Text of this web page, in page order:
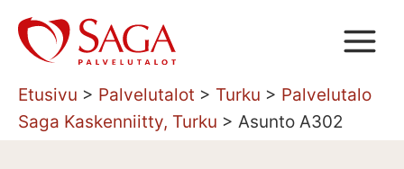
Siirry
sisältöön
Etusivu > Palvelutalot > Turku > Palvelutalo
Saga Kaskenniitty, Turku > Asunto A302